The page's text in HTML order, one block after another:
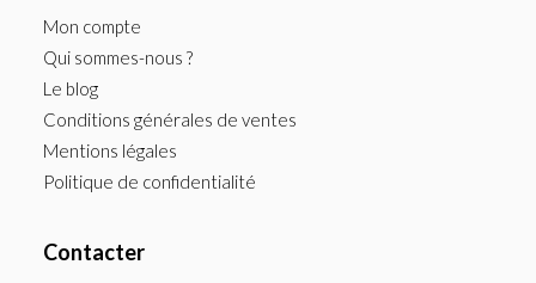
Mon compte
Qui sommes-nous ?
Le blog
Conditions générales de ventes
Mentions légales
Politique de confidentialité
Contacter